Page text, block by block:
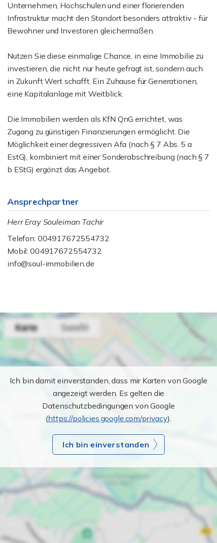
Unternehmen, Hochschulen und einer florierenden
Infrastruktur macht den Standort besonders attraktiv - für
Bewohner und Investoren gleichermaßen.
Nutzen Sie diese einmalige Chance, in eine Immobilie zu
investieren, die nicht nur heute gefragt ist, sondern auch
in Zukunft Wert schafft. Ein Zuhause für Generationen,
eine Kapitalanlage mit Weitblick.
Die Immobilien werden als KfN QnG errichtet, was
Zugang zu günstigen Finanzierungen ermöglicht. Die
Möglichkeit einer degressiven Afa (nach § 7 Abs. 5 a
EstG), kombiniert mit einer Sonderabschreibung (nach § 7
b EStG) ergänzt das Angebot.
Ansprechpartner
Herr Eray Souleiman Tachir
Telefon: 004917672554732
Mobil: 004917672554732
info@soul-immobilien.de
Ich bin damit einverstanden, dass mir Karten von Google
angezeigt werden. Es gelten die
Datenschutzbedingungen von Google
(https://policies.google.com/privacy).
Ich bin einverstanden